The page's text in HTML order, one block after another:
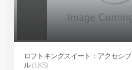
ロフトキングスイート：アクセシブ
ル (LKS)